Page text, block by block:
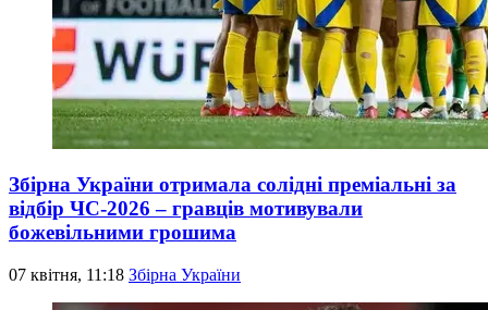
Збірна України отримала солідні преміальні за
відбір ЧС-2026 – гравців мотивували
божевільними грошима
07 квітня, 11:18 Збірна України